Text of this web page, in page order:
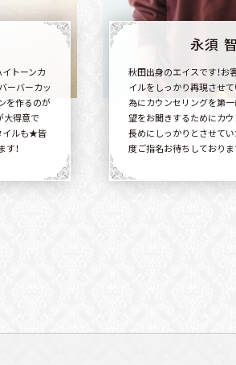
トーンカ
ーバーカッ
を作るのが
大得意で
イルも★皆
！
永須
秋田出身のエイスです！お
イルをしっかり再現させて
為にカウンセリングを第一
望をお聞きするためにカ
長めにしっかりとさせてい
度ご指名お待ちしておりま